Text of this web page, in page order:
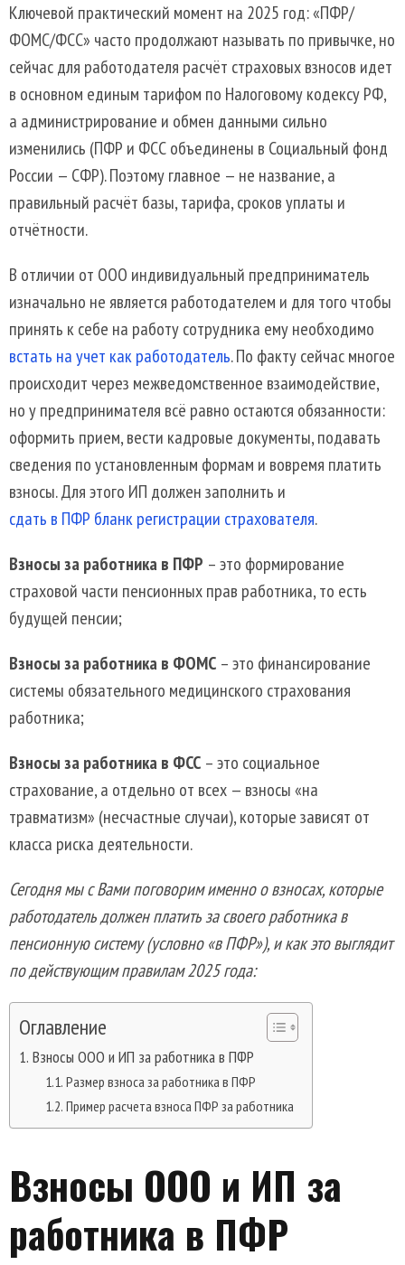
Ключевой практический момент на 2025 год: «ПФР/
ФОМС/ФСС» часто продолжают называть по привычке, но
сейчас для работодателя расчёт страховых взносов идет
в основном единым тарифом по Налоговому кодексу РФ,
а администрирование и обмен данными сильно
изменились (ПФР и ФСС объединены в Социальный фонд
России — СФР). Поэтому главное — не название, а
правильный расчёт базы, тарифа, сроков уплаты и
отчётности.
В отличии от ООО индивидуальный предприниматель
изначально не является работодателем и для того чтобы
принять к себе на работу сотрудника ему необходимо
встать на учет как работодатель. По факту сейчас многое
происходит через межведомственное взаимодействие,
но у предпринимателя всё равно остаются обязанности:
оформить прием, вести кадровые документы, подавать
сведения по установленным формам и вовремя платить
взносы. Для этого ИП должен заполнить и
сдать в ПФР бланк регистрации страхователя.
Взносы за работника в ПФР – это формирование
страховой части пенсионных прав работника, то есть
будущей пенсии;
Взносы за работника в ФОМС – это финансирование
системы обязательного медицинского страхования
работника;
Взносы за работника в ФСС – это социальное
страхование, а отдельно от всех — взносы «на
травматизм» (несчастные случаи), которые зависят от
класса риска деятельности.
Сегодня мы с Вами поговорим именно о взносах, которые
работодатель должен платить за своего работника в
пенсионную систему (условно «в ПФР»), и как это выглядит
по действующим правилам 2025 года:
Оглавление
Взносы ООО и ИП за работника в ПФР
Размер взноса за работника в ПФР
Пример расчета взноса ПФР за работника
Взносы ООО и ИП за
работника в ПФР